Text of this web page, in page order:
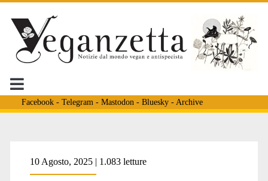
Facebook- Telegram - Mastodon - Bluesky- Archive
Tag:
10 Agosto, 2025 | 1.083 letture